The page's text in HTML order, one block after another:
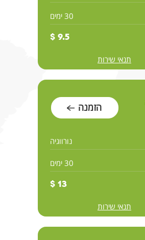
30 ימים
9.5 $
תנאי שירות
הזמנה
נורווגיה
30 ימים
13 $
תנאי שירות